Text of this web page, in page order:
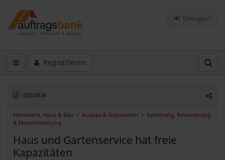
Einloggen
Registrieren
GESUCH
Handwerk, Haus & Bau Ausbau & Installation
Sanierung, Renovierung
& Modernisierung
Haus und Gartenservice hat freie
Kapazitäten